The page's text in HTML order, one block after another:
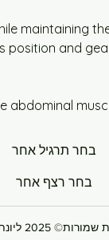
maintaining
position and
abdominal
בחר תרגיל אחר
בחר רצף אחר
2025 ליונתן הופמן